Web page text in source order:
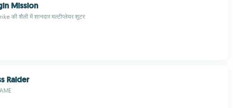
Mission
की शैली में शानदार मल्टीप्लेयर शूटर
Raider